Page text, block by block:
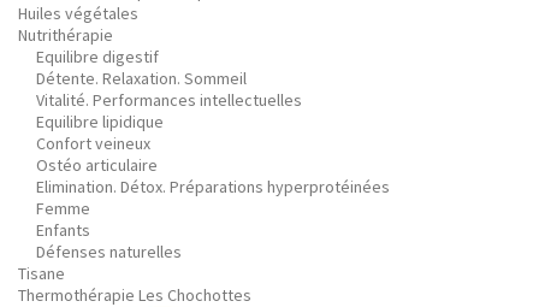
Huiles végétales
Nutrithérapie
Equilibre digestif
Détente. Relaxation. Sommeil
Vitalité. Performances intellectuelles
Equilibre lipidique
Confort veineux
Ostéo articulaire
Elimination. Détox. Préparations hyperprotéinées
Femme
Enfants
Défenses naturelles
Tisane
Thermothérapie Les Chochottes